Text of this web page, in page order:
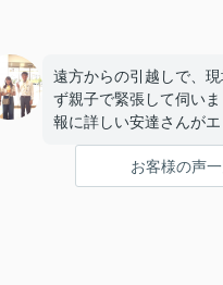
遠方からの引越しで、
ず親子で緊張して伺い
報に詳しい安達さんがエ
造まで丁寧に説明して
私たちのペースに合わ
お客様の声